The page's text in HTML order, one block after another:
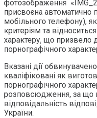
фотозображення
присвоєна автоматично
мобільного телефону),
критеріям та
характеру, що призвело
порнографічного
Вказані дії
кваліфіковані як
порнографічного
розповсюдження, за що
відповідальність
України.